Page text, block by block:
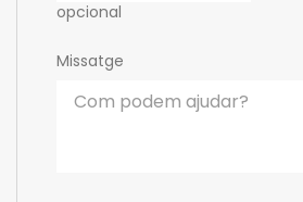
opcional
Missatge